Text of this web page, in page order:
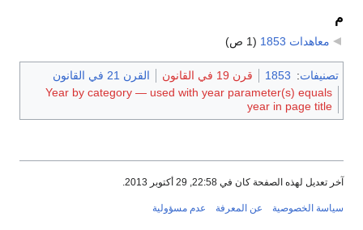
م
معاهدات 1853 (1 ص)
تصنيفات:
1853 قرن 19 في القانون
القرن 21 في القانون
Year by category — used with year parameter(s) equals
year in page title
آخر تعديل لهذه الصفحة كان في 22:58, 29 أكتوبر 2013.
سياسة الخصوصية عن المعرفة عدم مسؤولية